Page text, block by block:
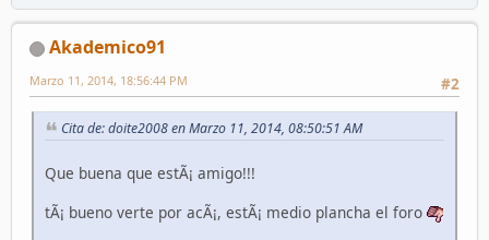
Akademico91
#2
Marzo 11, 2014, 18:56:44 PM
Cita de: doite2008 en Marzo 11, 2014, 08:50:51 AM
Que buena que estÃ¡ amigo!!!
tÃ¡ bueno verte por acÃ¡, estÃ¡ medio plancha el foro